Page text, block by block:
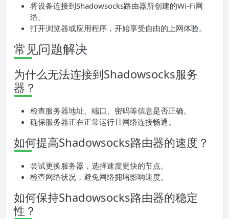
将设备连接到Shadowsocks路由器所创建的Wi-Fi网
络。
打开浏览器或应用程序，开始享受自由的上网体验。
常见问题解决
为什么无法连接到Shadowsocks服务
器？
检查服务器地址、端口、密码等信息是否正确。
确保服务器正在正常运行且网络连接畅通。
如何提高Shadowsocks路由器的速度？
尝试更换服务器，选择速度更快的节点。
检查网络状况，避免网络拥堵影响速度。
如何保持Shadowsocks路由器的稳定
性？